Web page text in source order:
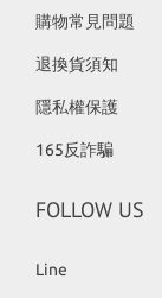
購物常見問題
退換貨須知
隱私權保護
165反詐騙
FOLLOW US
Line